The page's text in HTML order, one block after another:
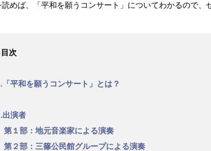
めば、「平和を願うコンサート」についてわかるので、
次
「平和を願うコンサート」とは？
出演者
１部：地元音楽家による演奏
２部：三篠公民館グループによる演奏